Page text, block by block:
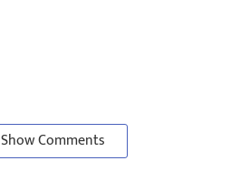
Show Comments